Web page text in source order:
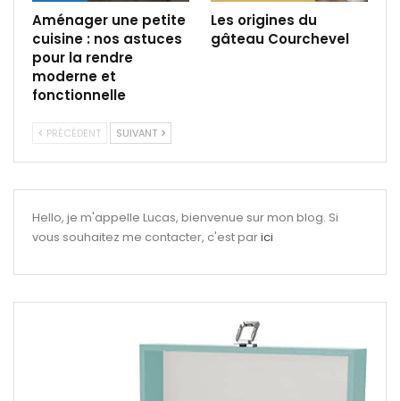
Aménager une petite
cuisine : nos astuces
pour la rendre
moderne et
fonctionnelle
Les origines du
gâteau Courchevel
PRÉCÉDENT SUIVANT
Hello, je m'appelle Lucas, bienvenue sur mon blog. Si
vous souhaitez me contacter, c'est parici